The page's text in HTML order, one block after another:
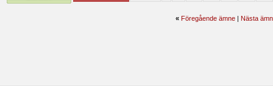
« Föregående ämne| Nästa